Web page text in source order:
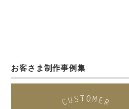
お客さま制作事例集